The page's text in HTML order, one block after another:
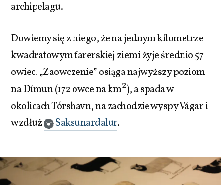
archipelagu.
Dowiemy się z niego, że na jednym kilometrze
kwadratowym farerskiej ziemi żyje średnio 57
owiec. „Zaowczenie” osiąga najwyższy poziom
na Dímun (172 owce na km2), a spada w
okolicach Tórshavn, na zachodzie wyspy Vágar i
wzdłuż
Saksunardalur.